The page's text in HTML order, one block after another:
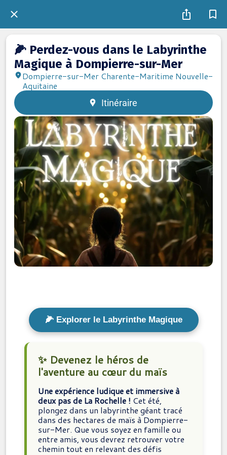
🌽 Perdez-vous dans le Labyrinthe
Magique à Dompierre-sur-Mer
Dompierre-sur-Mer Charente-Maritime Nouvelle-
Aquitaine
Itinéraire
🌽 Explorer le Labyrinthe Magique
✨ Devenez le héros de
l'aventure au cœur du maïs
Une expérience ludique et immersive à
deux pas de La Rochelle ! Cet été,
plongez dans un labyrinthe géant tracé
dans des hectares de maïs à Dompierre-
sur-Mer. Que vous soyez en famille ou
entre amis, vous devrez retrouver votre
chemin tout en relevant des défis